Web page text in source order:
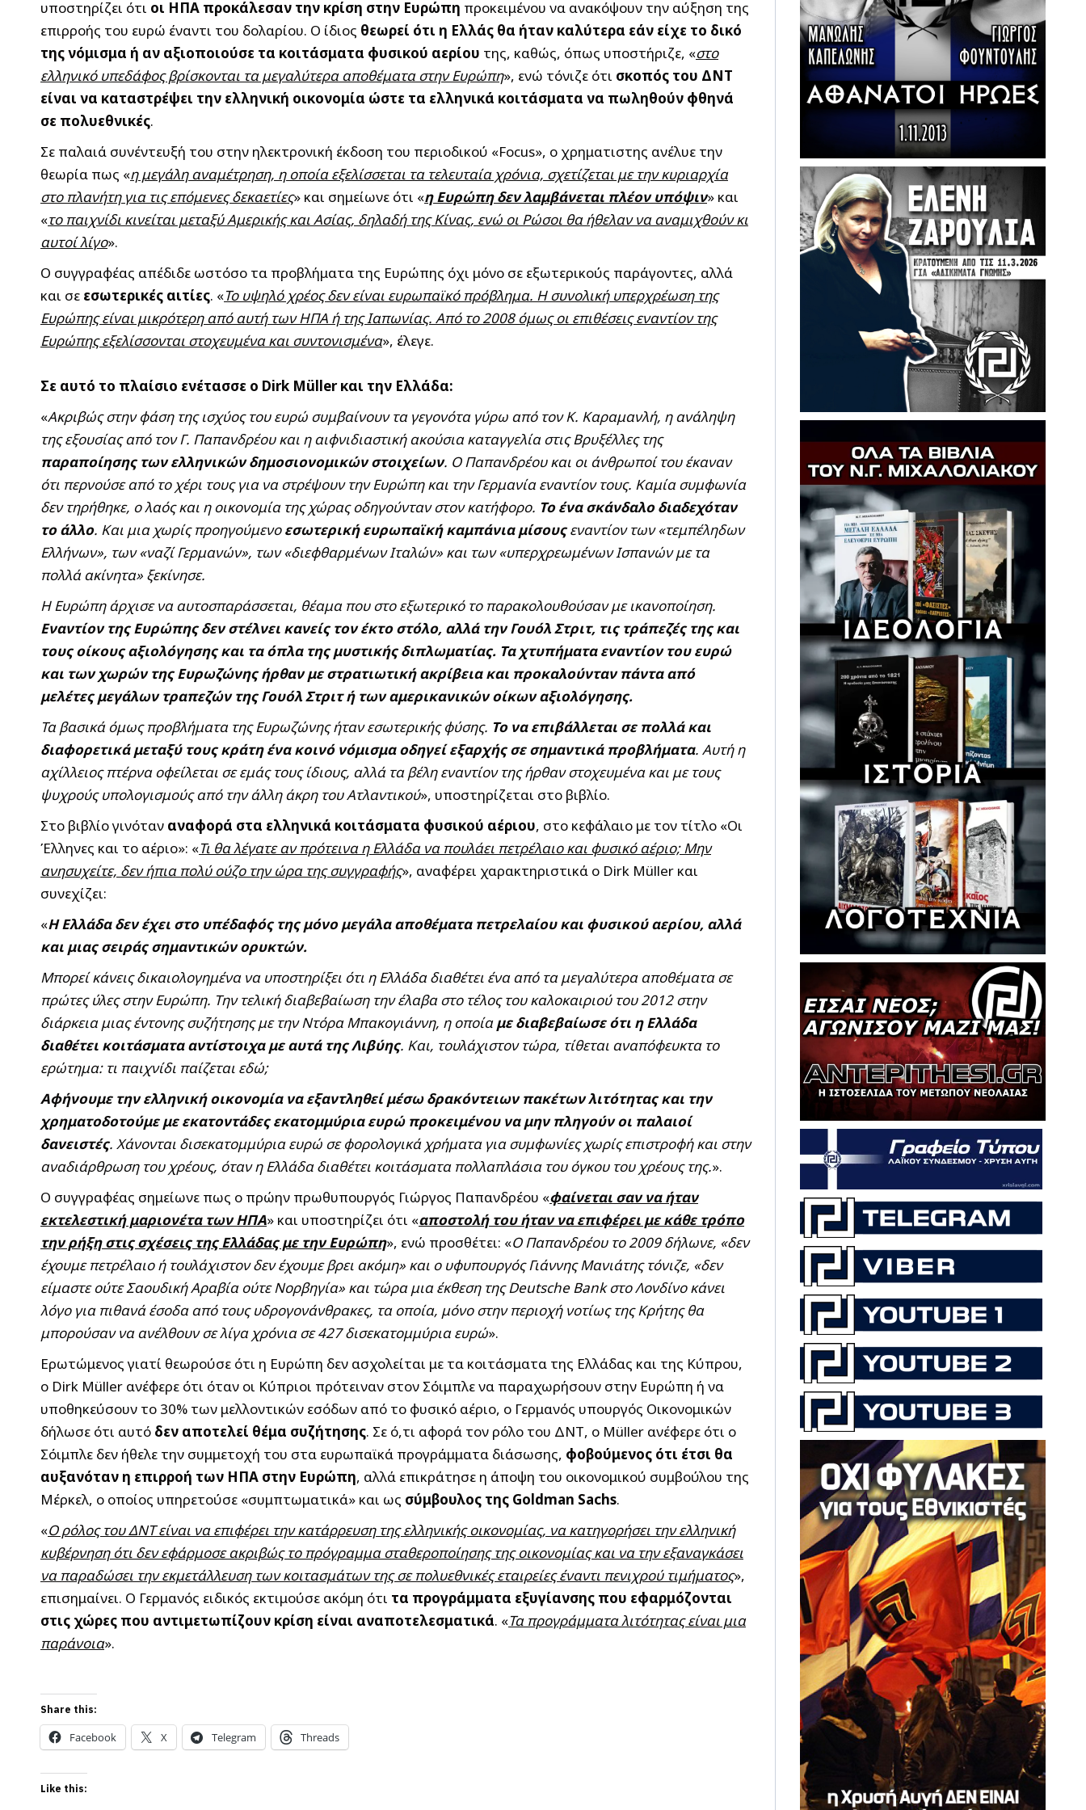
υποστηρίζει ότι οι ΗΠΑ προκάλεσαν την κρίση στην Ευρώπη προκειμένου να ανακόψουν την αύξηση της
επιρροής του ευρώ έναντι του δολαρίου. Ο ίδιος θεωρεί ότι η Ελλάς θα ήταν καλύτερα εάν είχε το δικό
της νόμισμα ή αν αξιοποιούσε τα κοιτάσματα φυσικού αερίου της, καθώς, όπως υποστήριζε, «στο
ελληνικό υπεδάφος βρίσκονται τα μεγαλύτερα αποθέματα στην Ευρώπη», ενώ τόνιζε ότι σκοπός του ΔΝΤ
είναι να καταστρέψει την ελληνική οικονομία ώστε τα ελληνικά κοιτάσματα να πωληθούν φθηνά
σε πολυεθνικές.
Σε παλαιά συνέντευξή του στην ηλεκτρονική έκδοση του περιοδικού «Focus», ο χρηματιστης ανέλυε την
θεωρία πως «η μεγάλη αναμέτρηση, η οποία εξελίσσεται τα τελευταία χρόνια, σχετίζεται με την κυριαρχία
στο πλανήτη για τις επόμενες δεκαετίες» και σημείωνε ότι «η Ευρώπη δεν λαμβάνεται πλέον υπόψιν» και
«το παιχνίδι κινείται μεταξύ Αμερικής και Ασίας, δηλαδή της Κίνας, ενώ οι Ρώσοι θα ήθελαν να αναμιχθούν κι
αυτοί λίγο».
Ο συγγραφέας απέδιδε ωστόσο τα προβλήματα της Ευρώπης όχι μόνο σε εξωτερικούς παράγοντες, αλλά
και σε εσωτερικές αιτίες. «Το υψηλό χρέος δεν είναι ευρωπαϊκό πρόβλημα. Η συνολική υπερχρέωση της
Ευρώπης είναι μικρότερη από αυτή των ΗΠΑ ή της Ιαπωνίας. Από το 2008 όμως οι επιθέσεις εναντίον της
Ευρώπης εξελίσσονται στοχευμένα και συντονισμένα», έλεγε.
Σε αυτό το πλαίσιο ενέτασσε ο Dirk Müller και την Ελλάδα:
«Ακριβώς στην φάση της ισχύος του ευρώ συμβαίνουν τα γεγονότα γύρω από τον Κ. Καραμανλή, η ανάληψη
της εξουσίας από τον Γ. Παπανδρέου και η αιφνιδιαστική ακούσια καταγγελία στις Βρυξέλλες της
παραποίησης των ελληνικών δημοσιονομικών στοιχείων. Ο Παπανδρέου και οι άνθρωποί του έκαναν
ότι περνούσε από το χέρι τους για να στρέψουν την Ευρώπη και την Γερμανία εναντίον τους. Καμία συμφωνία
δεν τηρήθηκε, ο λαός και η οικονομία της χώρας οδηγούνταν στον κατήφορο. Το ένα σκάνδαλο διαδεχόταν
το άλλο. Και μια χωρίς προηγούμενοεσωτερική ευρωπαϊκή καμπάνια μίσουςεναντίον των «τεμπέληδων
Ελλήνων», των «ναζί Γερμανών», των «διεφθαρμένων Ιταλών» και των «υπερχρεωμένων Ισπανών με τα
πολλά ακίνητα» ξεκίνησε.
Η Ευρώπη άρχισε να αυτοσπαράσσεται, θέαμα που στο εξωτερικό το παρακολουθούσαν με ικανοποίηση.
Εναντίον της Ευρώπης δεν στέλνει κανείς τον έκτο στόλο, αλλά την Γουόλ Στριτ, τις τράπεζές της και
τους οίκους αξιολόγησης και τα όπλα της μυστικής διπλωματίας. Τα χτυπήματα εναντίον του ευρώ
και των χωρών της Ευρωζώνης ήρθαν με στρατιωτική ακρίβεια και προκαλούνταν πάντα από
μελέτες μεγάλων τραπεζών της Γουόλ Στριτ ή των αμερικανικών οίκων αξιολόγησης.
Τα βασικά όμως προβλήματα της Ευρωζώνης ήταν εσωτερικής φύσης. Το να επιβάλλεται σε πολλά και
διαφορετικά μεταξύ τους κράτη ένα κοινό νόμισμα οδηγεί εξαρχής σε σημαντικά προβλήματα. Αυτή η
αχίλλειος πτέρνα οφείλεται σε εμάς τους ίδιους, αλλά τα βέλη εναντίον της ήρθαν στοχευμένα και με τους
ψυχρούς υπολογισμούς από την άλλη άκρη του Ατλαντικού», υποστηρίζεται στο βιβλίο.
Στο βιβλίο γινόταν αναφορά στα ελληνικά κοιτάσματα φυσικού αέριου, στο κεφάλαιο με τον τίτλο «Οι
Έλληνες και το αέριο»: «Τι θα λέγατε αν πρότεινα η Ελλάδα να πουλάει πετρέλαιο και φυσικό αέριο; Μην
ανησυχείτε, δεν ήπια πολύ ούζο την ώρα της συγγραφής», αναφέρει χαρακτηριστικά ο Dirk Müller και
συνεχίζει:
«Η Ελλάδα δεν έχει στο υπέδαφός της μόνο μεγάλα αποθέματα πετρελαίου και φυσικού αερίου, αλλά
και μιας σειράς σημαντικών ορυκτών.
Μπορεί κάνεις δικαιολογημένα να υποστηρίξει ότι η Ελλάδα διαθέτει ένα από τα μεγαλύτερα αποθέματα σε
πρώτες ύλες στην Ευρώπη. Την τελική διαβεβαίωση την έλαβα στο τέλος του καλοκαιριού του 2012 στην
διάρκεια μιας έντονης συζήτησης με την Ντόρα Μπακογιάννη, η οποίαμε διαβεβαίωσε ότι η Ελλάδα
διαθέτει κοιτάσματα αντίστοιχα με αυτά της Λιβύης. Και, τουλάχιστον τώρα, τίθεται αναπόφευκτα το
ερώτημα: τι παιχνίδι παίζεται εδώ;
Αφήνουμε την ελληνική οικονομία να εξαντληθεί μέσω δρακόντειων πακέτων λιτότητας και την
χρηματοδοτούμε με εκατοντάδες εκατομμύρια ευρώ προκειμένου να μην πληγούν οι παλαιοί
δανειστές. Χάνονται δισεκατομμύρια ευρώ σε φορολογικά χρήματα για συμφωνίες χωρίς επιστροφή και στην
αναδιάρθρωση του χρέους, όταν η Ελλάδα διαθέτει κοιτάσματα πολλαπλάσια του όγκου του χρέους της.».
Ο συγγραφέας σημείωνε πως ο πρώην πρωθυπουργός Γιώργος Παπανδρέου «φαίνεται σαν να ήταν
εκτελεστική μαριονέτα των ΗΠΑ» και υποστηρίζει ότι «αποστολή του ήταν να επιφέρει με κάθε τρόπο
την ρήξη στις σχέσεις της Ελλάδας με την Ευρώπη», ενώ προσθέτει: «Ο Παπανδρέου το 2009 δήλωνε, «δεν
έχουμε πετρέλαιο ή τουλάχιστον δεν έχουμε βρει ακόμη» και ο υφυπουργός Γιάννης Μανιάτης τόνιζε, «δεν
είμαστε ούτε Σαουδική Αραβία ούτε Νορβηγία» και τώρα μια έκθεση της Deutsche Bank στο Λονδίνο κάνει
λόγο για πιθανά έσοδα από τους υδρογονάνθρακες, τα οποία, μόνο στην περιοχή νοτίως της Κρήτης θα
μπορούσαν να ανέλθουν σε λίγα χρόνια σε 427 δισεκατομμύρια ευρώ».
Ερωτώμενος γιατί θεωρούσε ότι η Ευρώπη δεν ασχολείται με τα κοιτάσματα της Ελλάδας και της Κύπρου,
ο Dirk Müller ανέφερε ότι όταν οι Κύπριοι πρότειναν στον Σόιμπλε να παραχωρήσουν στην Ευρώπη ή να
υποθηκεύσουν το 30% των μελλοντικών εσόδων από το φυσικό αέριο, ο Γερμανός υπουργός Οικονομικών
δήλωσε ότι αυτό δεν αποτελεί θέμα συζήτησης. Σε ό,τι αφορά τον ρόλο του ΔΝΤ, ο Müller ανέφερε ότι ο
Σόιμπλε δεν ήθελε την συμμετοχή του στα ευρωπαϊκά προγράμματα διάσωσης, φοβούμενος ότι έτσι θα
αυξανόταν η επιρροή των ΗΠΑ στην Ευρώπη, αλλά επικράτησε η άποψη του οικονομικού συμβούλου της
Μέρκελ, ο οποίος υπηρετούσε «συμπτωματικά» και ως σύμβουλος της Goldman Sachs.
«Ο ρόλος του ΔΝΤ είναι να επιφέρει την κατάρρευση της ελληνικής οικονομίας, να κατηγορήσει την ελληνική
κυβέρνηση ότι δεν εφάρμοσε ακριβώς το πρόγραμμα σταθεροποίησης της οικονομίας και να την εξαναγκάσει
να παραδώσει την εκμετάλλευση των κοιτασμάτων της σε πολυεθνικές εταιρείες έναντι πενιχρού τιμήματος»,
επισημαίνει. Ο Γερμανός ειδικός εκτιμούσε ακόμη ότι τα προγράμματα εξυγίανσης που εφαρμόζονται
στις χώρες που αντιμετωπίζουν κρίση είναι αναποτελεσματικά. «Τα προγράμματα λιτότητας είναι μια
παράνοια».
Share this:
Facebook X Telegram Threads
Like this: